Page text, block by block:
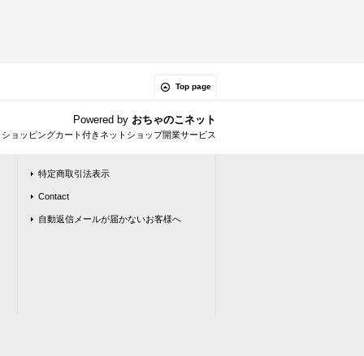
Top page
Powered by おちゃのこネット
ョッピングカート付きネットショップ開業サービス
特定商取引法表示
Contact
自動返信メールが届かないお客様へ